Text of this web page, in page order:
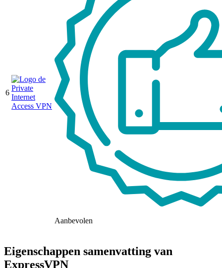
6
Aanbevolen
Eigenschappen samenvatting van
ExpressVPN